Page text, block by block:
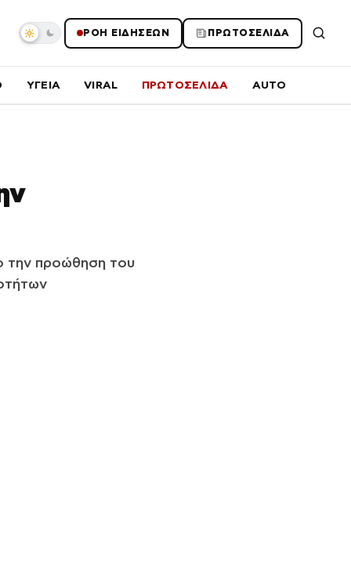
ΡΟΗ ΕΙΔΗΣΕΩΝ ΠΡΩΤΟΣΕΛΙΔΑ
ΥΓΕΙΑ VIRAL ΠΡΩΤΟΣΕΛΙΔΑ AUTO
την προώθηση του